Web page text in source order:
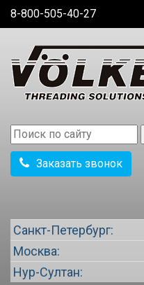
8-800-505-40-27
Заказать звонок
Санкт-Петербург:
Москва:
Нур-Султан: